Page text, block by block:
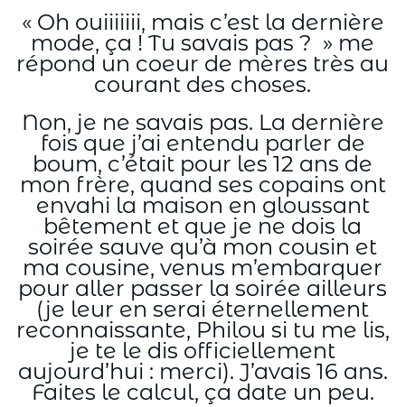
« Oh ouiiiiiii, mais c’est la dernière
mode, ça ! Tu savais pas ? » me
répond un coeur de mères très au
courant des choses.
Non, je ne savais pas. La dernière
fois que j’ai entendu parler de
boum, c’était pour les 12 ans de
mon frère, quand ses copains ont
envahi la maison en gloussant
bêtement et que je ne dois la
soirée sauve qu’à mon cousin et
ma cousine, venus m’embarquer
pour aller passer la soirée ailleurs
(je leur en serai éternellement
reconnaissante, Philou si tu me lis,
je te le dis officiellement
aujourd’hui : merci). J’avais 16 ans.
Faites le calcul, ça date un peu.